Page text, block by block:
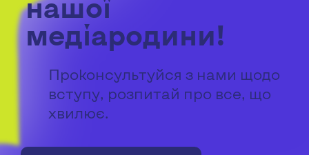
нашої
медіародини!
Проконсультуйся з нами щодо
вступу, розпитай про все, що
хвилює.